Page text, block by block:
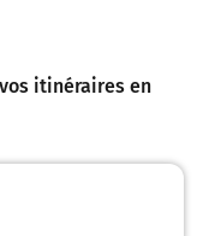
itinéraires en